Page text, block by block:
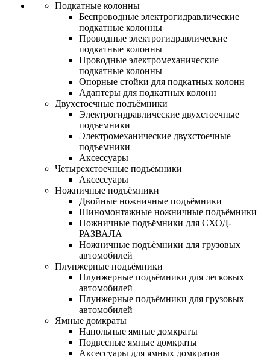
Подкатные колонны
Беспроводные электрогидравлические
подкатные колонны
Проводные электрогидравлические
подкатные колонны
Проводные электромеханические
подкатные колонны
Опорные стойки для подкатных колонн
Адаптеры для подкатных колонн
Двухстоечные подъёмники
Электрогидравлические двухстоечные
подъемники
Электромеханические двухстоечные
подъемники
Аксессуары
Четырехстоечные подъёмники
Аксессуары
Ножничные подъёмники
Двойные ножничные подъёмники
Шиномонтажные ножничные подъёмники
Ножничные подъёмники для СХОД-
РАЗВАЛА
Ножничные подъёмники для грузовых
автомобилей
Плунжерные подъёмники
Плунжерные подъёмники для легковых
автомобилей
Плунжерные подъёмники для грузовых
автомобилей
Ямные домкраты
Напольные ямные домкраты
Подвесные ямные домкраты
Аксессуары для ямных домкратов